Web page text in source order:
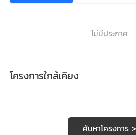
ไม่มีประกาศ
โครงการใกล้เคียง
ค้นหาโครงการ >